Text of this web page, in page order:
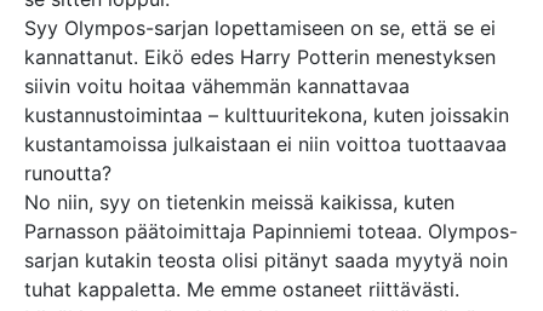
Syy Olympos-sarjan lopettamiseen on se, että se ei
kannattanut. Eikö edes Harry Potterin menestyksen
siivin voitu hoitaa vähemmän kannattavaa
kustannustoimintaa – kulttuuritekona, kuten joissakin
kustantamoissa julkaistaan ei niin voittoa tuottaavaa
runoutta?
No niin, syy on tietenkin meissä kaikissa, kuten
Parnasson päätoimittaja Papinniemi toteaa. Olympos-
sarjan kutakin teosta olisi pitänyt saada myytyä noin
tuhat kappaletta. Me emme ostaneet riittävästi.